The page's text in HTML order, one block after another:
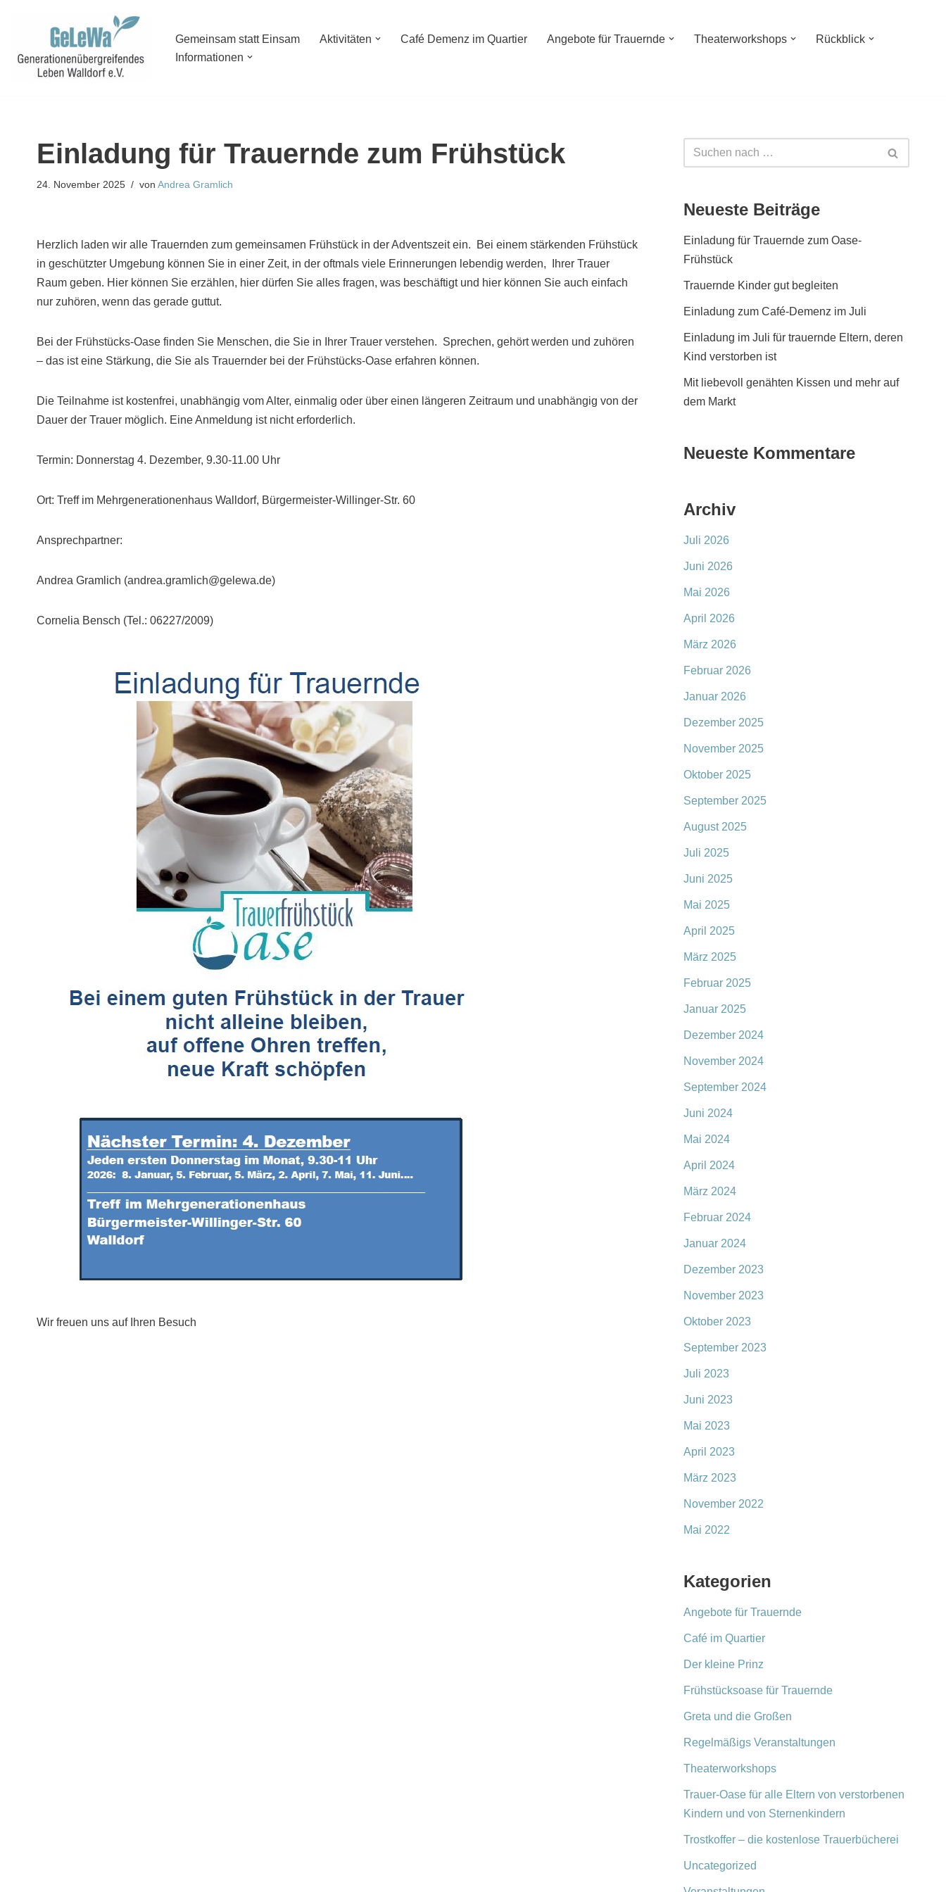
Inhalt
springen
Gemeinsam statt Einsam Aktivitäten Café Demenz im Quartier Angebote für Trauernde Theaterworkshops
Rückblick
Informationen
Einladung für Trauernde zum Frühstück
24. November 2025 von Andrea Gramlich
Herzlich laden wir alle Trauernden zum gemeinsamen Frühstück in der Adventszeit ein. Bei einem stärkenden Frühstück
in geschützter Umgebung können Sie in einer Zeit, in der oftmals viele Erinnerungen lebendig werden, Ihrer Trauer
Raum geben. Hier können Sie erzählen, hier dürfen Sie alles fragen, was beschäftigt und hier können Sie auch einfach
nur zuhören, wenn das gerade guttut.
Bei der Frühstücks-Oase finden Sie Menschen, die Sie in Ihrer Trauer verstehen. Sprechen, gehört werden und zuhören
– das ist eine Stärkung, die Sie als Trauernder bei der Frühstücks-Oase erfahren können.
Die Teilnahme ist kostenfrei, unabhängig vom Alter, einmalig oder über einen längeren Zeitraum und unabhängig von der
Dauer der Trauer möglich. Eine Anmeldung ist nicht erforderlich.
Termin: Donnerstag 4. Dezember, 9.30-11.00 Uhr
Ort: Treff im Mehrgenerationenhaus Walldorf, Bürgermeister-Willinger-Str. 60
Ansprechpartner:
Andrea Gramlich (andrea.gramlich@gelewa.de)
Cornelia Bensch (Tel.: 06227/2009)
Wir freuen uns auf Ihren Besuch
Neueste Beiträge
Einladung für Trauernde zum Oase-
Frühstück
Trauernde Kinder gut begleiten
Einladung zum Café-Demenz im Juli
Einladung im Juli für trauernde Eltern, deren
Kind verstorben ist
Mit liebevoll genähten Kissen und mehr auf
dem Markt
Neueste Kommentare
Archiv
Juli 2026
Juni 2026
Mai 2026
April 2026
März 2026
Februar 2026
Januar 2026
Dezember 2025
November 2025
Oktober 2025
September 2025
August 2025
Juli 2025
Juni 2025
Mai 2025
April 2025
März 2025
Februar 2025
Januar 2025
Dezember 2024
November 2024
September 2024
Juni 2024
Mai 2024
April 2024
März 2024
Februar 2024
Januar 2024
Dezember 2023
November 2023
Oktober 2023
September 2023
Juli 2023
Juni 2023
Mai 2023
April 2023
März 2023
November 2022
Mai 2022
Kategorien
Angebote für Trauernde
Café im Quartier
Der kleine Prinz
Frühstücksoase für Trauernde
Greta und die Großen
Regelmäßigs Veranstaltungen
Theaterworkshops
Trauer-Oase für alle Eltern von verstorbenen
Kindern und von Sternenkindern
Trostkoffer – die kostenlose Trauerbücherei
Uncategorized